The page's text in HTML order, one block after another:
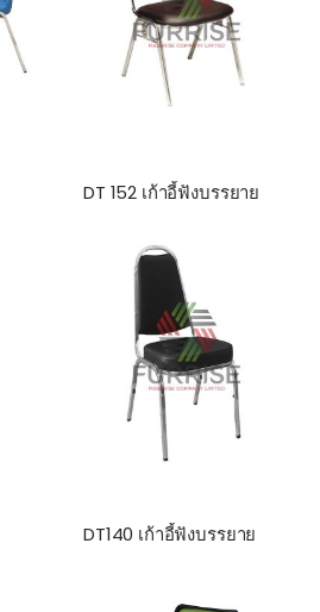
DT 152 เก้าอี้ฟังบรรยาย
DT140 เก้าอี้ฟังบรรยาย